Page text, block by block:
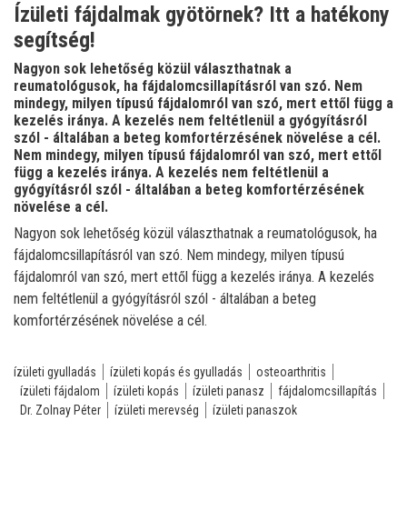
Ízületi fájdalmak gyötörnek? Itt a hatékony
segítség!
Nagyon sok lehetőség közül választhatnak a
reumatológusok, ha fájdalomcsillapításról van szó. Nem
mindegy, milyen típusú fájdalomról van szó, mert ettől függ a
kezelés iránya. A kezelés nem feltétlenül a gyógyításról
szól - általában a beteg komfortérzésének növelése a cél.
Nem mindegy, milyen típusú fájdalomról van szó, mert ettől
függ a kezelés iránya. A kezelés nem feltétlenül a
gyógyításról szól - általában a beteg komfortérzésének
növelése a cél.
Nagyon sok lehetőség közül választhatnak a reumatológusok, ha
fájdalomcsillapításról van szó. Nem mindegy, milyen típusú
fájdalomról van szó, mert ettől függ a kezelés iránya. A kezelés
nem feltétlenül a gyógyításról szól - általában a beteg
komfortérzésének növelése a cél.
ízületi gyulladás ízületi kopás és gyulladás
osteoarthritis
ízületi fájdalom
ízületi kopás ízületi panasz
fájdalomcsillapítás
Dr. Zolnay Péter
ízületi merevség ízületi panaszok